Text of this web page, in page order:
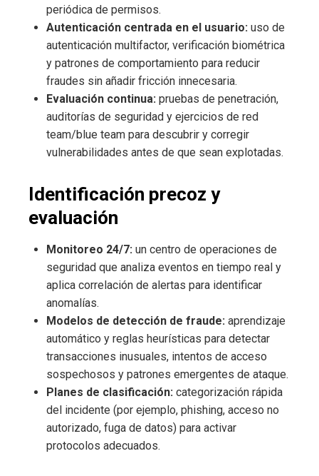
periódica de permisos.
Autenticación centrada en el usuario: uso de
autenticación multifactor, verificación biométrica
y patrones de comportamiento para reducir
fraudes sin añadir fricción innecesaria.
Evaluación continua: pruebas de penetración,
auditorías de seguridad y ejercicios de red
team/blue team para descubrir y corregir
vulnerabilidades antes de que sean explotadas.
Identificación precoz y
evaluación
Monitoreo 24/7: un centro de operaciones de
seguridad que analiza eventos en tiempo real y
aplica correlación de alertas para identificar
anomalías.
Modelos de detección de fraude: aprendizaje
automático y reglas heurísticas para detectar
transacciones inusuales, intentos de acceso
sospechosos y patrones emergentes de ataque.
Planes de clasificación: categorización rápida
del incidente (por ejemplo, phishing, acceso no
autorizado, fuga de datos) para activar
protocolos adecuados.